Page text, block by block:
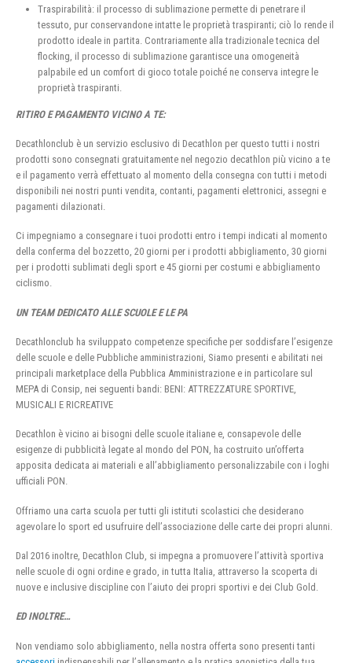
Traspirabilità: il processo di sublimazione permette di penetrare il
tessuto, pur conservandone intatte le proprietà traspiranti; ciò lo rende il
prodotto ideale in partita. Contrariamente alla tradizionale tecnica del
flocking, il processo di sublimazione garantisce una omogeneità
palpabile ed un comfort di gioco totale poiché ne conserva integre le
proprietà traspiranti.
RITIRO E PAGAMENTO VICINO A TE:
Decathlonclub è un servizio esclusivo di Decathlon per questo tutti i nostri
prodotti sono consegnati gratuitamente nel negozio decathlon più vicino a te
e il pagamento verrà effettuato al momento della consegna con tutti i metodi
disponibili nei nostri punti vendita, contanti, pagamenti elettronici, assegni e
pagamenti dilazionati.
Ci impegniamo a consegnare i tuoi prodotti entro i tempi indicati al momento
della conferma del bozzetto, 20 giorni per i prodotti abbigliamento, 30 giorni
per i prodotti sublimati degli sport e 45 giorni per costumi e abbigliamento
ciclismo.
UN TEAM DEDICATO ALLE SCUOLE E LE PA
Decathlonclub ha sviluppato competenze specifiche per soddisfare l’esigenze
delle scuole e delle Pubbliche amministrazioni, Siamo presenti e abilitati nei
principali marketplace della Pubblica Amministrazione e in particolare sul
MEPA di Consip, nei seguenti bandi: BENI: ATTREZZATURE SPORTIVE,
MUSICALI E RICREATIVE
Decathlon è vicino ai bisogni delle scuole italiane e, consapevole delle
esigenze di pubblicità legate al mondo del PON, ha costruito un’offerta
apposita dedicata ai materiali e all’abbigliamento personalizzabile con i loghi
ufficiali PON.
Offriamo una carta scuola per tutti gli istituti scolastici che desiderano
agevolare lo sport ed usufruire dell’associazione delle carte dei propri alunni.
Dal 2016 inoltre, Decathlon Club, si impegna a promuovere l’attività sportiva
nelle scuole di ogni ordine e grado, in tutta Italia, attraverso la scoperta di
nuove e inclusive discipline con l’aiuto dei propri sportivi e dei Club Gold.
ED INOLTRE…
Non vendiamo solo abbigliamento, nella nostra offerta sono presenti tanti